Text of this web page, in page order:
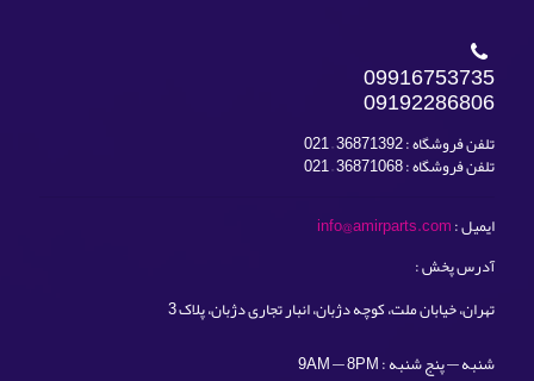
09916753735
09192286806
تلفن فروشگاه : 36871392 – 021
تلفن فروشگاه : 36871068 – 021
ایمیل :info@amirparts.com
آدرس پخش :
تهران، خیابان ملت، کوچه دژبان، انبار تجاری دژبان، پلاک 3
شنبه — پنج شنبه : 9AM — 8PM